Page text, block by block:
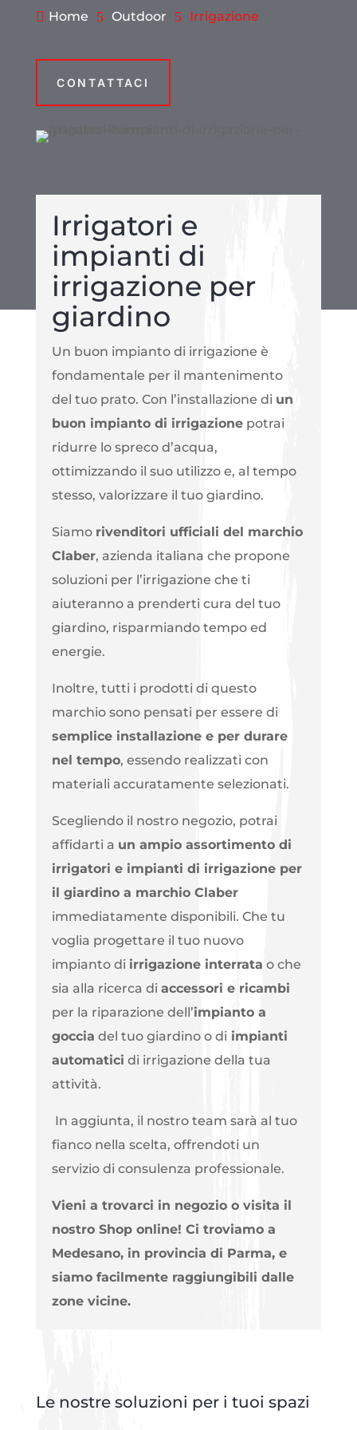
 Home 5 Outdoor 5 Irrigazione
CONTATTACI
Irrigatori e
impianti di
irrigazione per
giardino
Un buon impianto di irrigazione è
fondamentale per il mantenimento
del tuo prato. Con l’installazione di un
buon impianto di irrigazionepotrai
ridurre lo spreco d’acqua,
ottimizzando il suo utilizzo e, al tempo
stesso, valorizzare il tuo giardino.
Siamo rivenditori ufficiali del marchio
Claber, azienda italiana che propone
soluzioni per l’irrigazione che ti
aiuteranno a prenderti cura del tuo
giardino, risparmiando tempo ed
energie.
Inoltre, tutti i prodotti di questo
marchio sono pensati per essere di
semplice installazione e per durare
nel tempo, essendo realizzati con
materiali accuratamente selezionati.
Scegliendo il nostro negozio, potrai
affidarti a un ampio assortimento di
irrigatori e impianti di irrigazione per
il giardino a marchio Claber
immediatamente disponibili. Che tu
voglia progettare il tuo nuovo
impianto di irrigazione interrata o che
sia alla ricerca di accessori e ricambi
per la riparazione dell’impianto a
goccia del tuo giardino o di impianti
automatici di irrigazione della tua
attività.
In aggiunta, il nostro team sarà al tuo
fianco nella scelta, offrendoti un
servizio di consulenza professionale.
Vieni a trovarci in negozio o visita il
nostro Shop online! Ci troviamo a
Medesano, in provincia di Parma, e
siamo facilmente raggiungibili dalle
zone vicine.
Le nostre soluzioni per i tuoi spazi